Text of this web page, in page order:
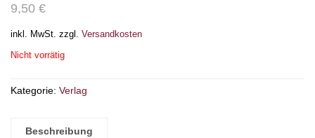
9,50 €
inkl. MwSt. zzgl. Versandkosten
Nicht vorrätig
Kategorie: Verlag
Beschreibung